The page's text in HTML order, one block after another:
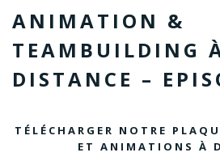
ANIMATION &
TEAMBUILDING
DISTANCE –
TÉLÉCHARGER NOTRE
ET ANIMATIONS À